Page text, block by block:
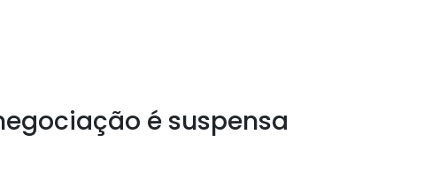
é suspensa